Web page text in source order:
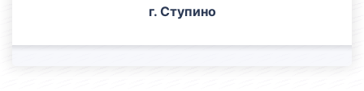
г. Ступино